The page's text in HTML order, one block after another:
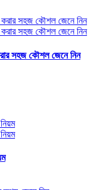
সহজ কৌশল জেনে নিন